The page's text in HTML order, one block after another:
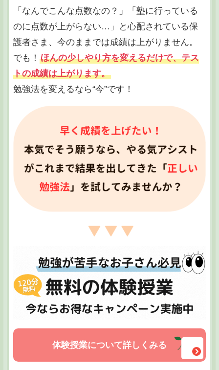
「なんでこんな点数なの？」「塾に行っている
のに点数が上がらない…」と心配されている保
護者さま、今のままでは成績は上がりません。
でも！ ほんの少しやり方を変えるだけで、テス
トの成績は上がります。
勉強法を変えるなら“今”です！
体験授業について詳しくみる